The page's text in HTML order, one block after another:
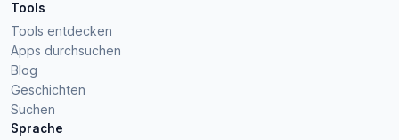
Tools
Tools entdecken
Apps durchsuchen
Blog
Geschichten
Suchen
Sprache